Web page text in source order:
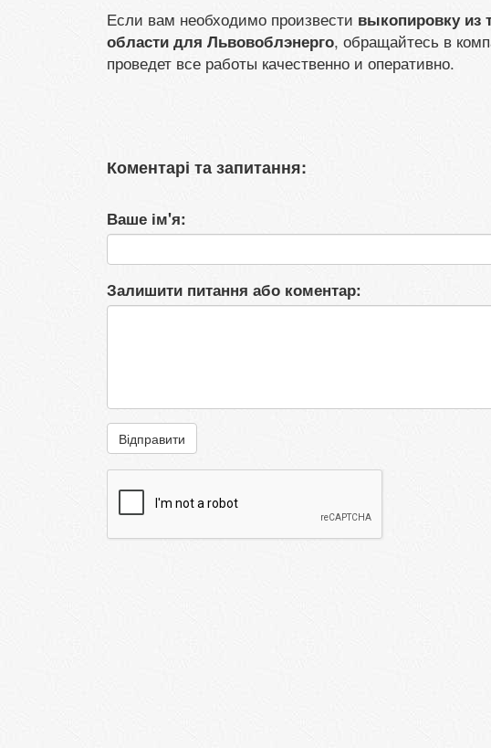
Если вам необходимо произвести выкопировку из
области для Львовоблэнерго, обращайтесь в
проведет все работы качественно и оперативно.
Коментарі та запитання:
Ваше ім'я:
Залишити питання або коментар:
Відправити